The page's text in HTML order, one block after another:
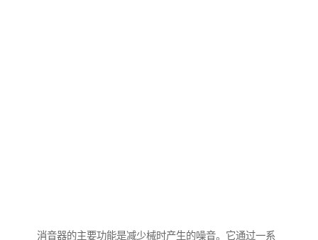
消音器的主要功能是减少械时产生的噪音。它通过一系